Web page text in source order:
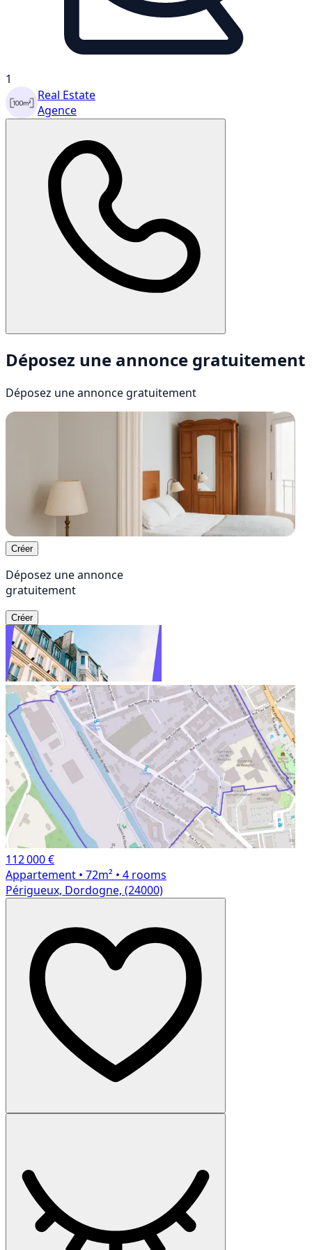
1
Real Estate
Agence
Déposez une annonce gratuitement
Déposez une annonce gratuitement
Créer
Déposez une annonce
gratuitement
Créer
112 000 €
Appartement • 72m² • 4 rooms
Périgueux, Dordogne, (24000)